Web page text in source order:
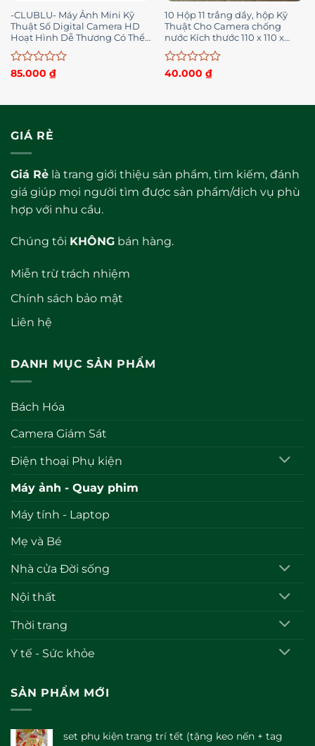
-CLUBLU- Máy Ảnh Mini Kỹ
Thuật Số Digital Camera HD
Hoạt Hình Dễ Thương Có Thể
Phù Hợp Với Trẻ Em
Được
0
sao
85.000 ₫
10 Hộp 11 trắng dầy, hộp Kỹ
Thuật Cho Camera chống
nước Kích thước 110 x 110 x
5mm
Được
0
40.000 ₫
GIÁ RẺ
Giá Rẻ là trang giới thiệu sản phẩm, tìm kiếm, đánh
giá giúp mọi người tìm được sản phẩm/dịch vụ phù
hợp với nhu cầu.
Chúng tôi KHÔNG bán hàng.
Miễn trừ trách nhiệm
Chính sách bảo mật
Liên hệ
DANH MỤC SẢN PHẨM
Bách Hóa
Camera Giám Sát
Điện thoại Phụ kiện
Máy ảnh - Quay phim
Máy tính - Laptop
Mẹ và Bé
Nhà cửa Đời sống
Nội thất
Thời trang
Y tế - Sức khỏe
SẢN PHẨM MỚI
set phụ kiện trang trí tết (tặng keo nến + tag